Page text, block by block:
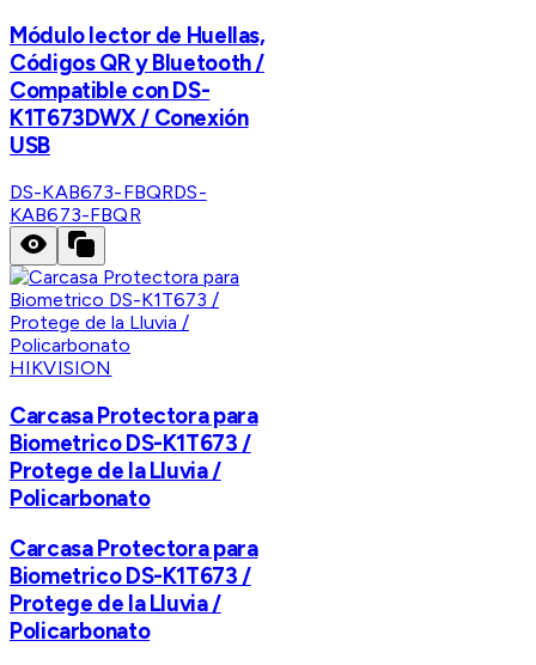
Módulo lector de Huellas,
Códigos QR y Bluetooth /
Compatible con DS-
K1T673DWX / Conexión
USB
DS-KAB673-FBQRDS-
KAB673-FBQR
HIKVISION
Carcasa Protectora para
Biometrico DS-K1T673 /
Protege de la Lluvia /
Policarbonato
Carcasa Protectora para
Biometrico DS-K1T673 /
Protege de la Lluvia /
Policarbonato